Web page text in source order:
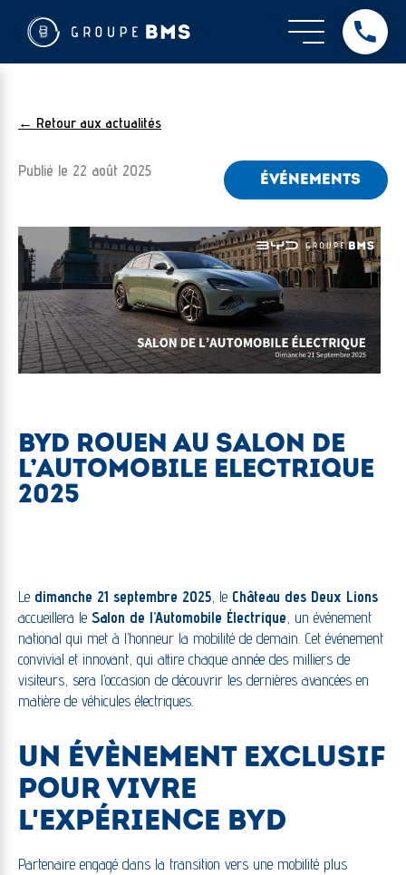
← Retour aux actualités
Publié le 22 août 2025
ÉVÉNEMENTS
BYD ROUEN AU SALON DE
L’AUTOMOBILE ELECTRIQUE
2025
Le dimanche 21 septembre 2025, le Château des Deux Lions
accueillera le Salon de l’Automobile Électrique, un événement
national qui met à l’honneur la mobilité de demain. Cet événement
convivial et innovant, qui attire chaque année des milliers de
visiteurs, sera l’occasion de découvrir les dernières avancées en
matière de véhicules électriques.
UN ÉVÈNEMENT EXCLUSIF
POUR VIVRE
L'EXPÉRIENCE BYD
Partenaire engagé dans la transition vers une mobilité plus